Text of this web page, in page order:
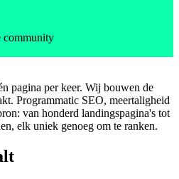
community
pagina per keer. Wij bouwen de
Programmatic SEO, meertaligheid
van honderd landingspagina's tot
elk uniek genoeg om te ranken.